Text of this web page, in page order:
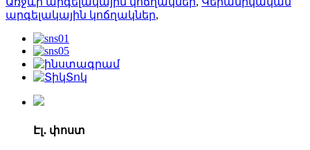
արգելակային կոճղակներ,
Էլ․ փոստ